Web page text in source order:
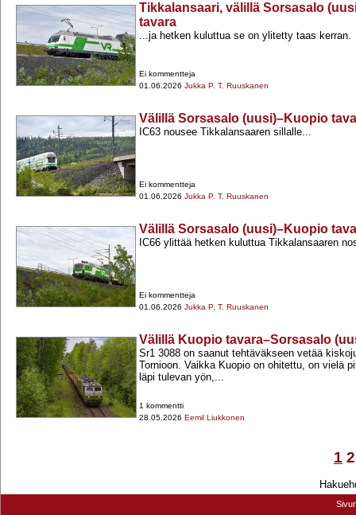
Tikkalansaari, välillä Sorsasalo
tavara
...ja hetken kuluttua se on ylitetty taas kerran.
Ei kommentteja
01.06.2026 Jukka P. T. Ruuskanen
Välillä Sorsasalo (uusi)–Kuopio
IC63 nousee Tikkalansaaren sillalle...
Ei kommentteja
01.06.2026 Jukka P. T. Ruuskanen
Välillä Sorsasalo (uusi)–Kuopio
IC66 ylittää hetken kuluttua Tikkalansaaren
Ei kommentteja
01.06.2026 Jukka P. T. Ruuskanen
Välillä Kuopio tavara–Sorsasalo
Sr1 3088 on saanut tehtäväkseen vetää
Tornioon. Vaikka Kuopio on ohitettu, on vielä
läpi tulevan yön,...
1 kommentti
28.05.2026 Eemil Liukkonen
1 2